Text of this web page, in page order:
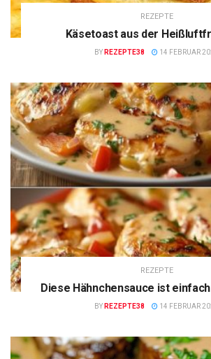
REZEPTE
Käsetoast aus der
BY REZEPTE38 14 FEBRUAR
REZEPTE
Diese Hähnchensauce ist
BY REZEPTE38 14 FEBRUAR